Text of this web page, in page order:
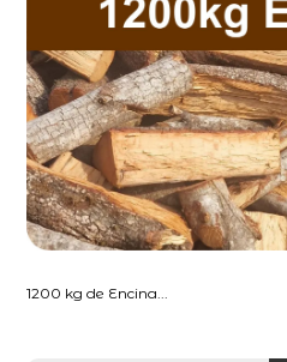
1200 kg de Encina...